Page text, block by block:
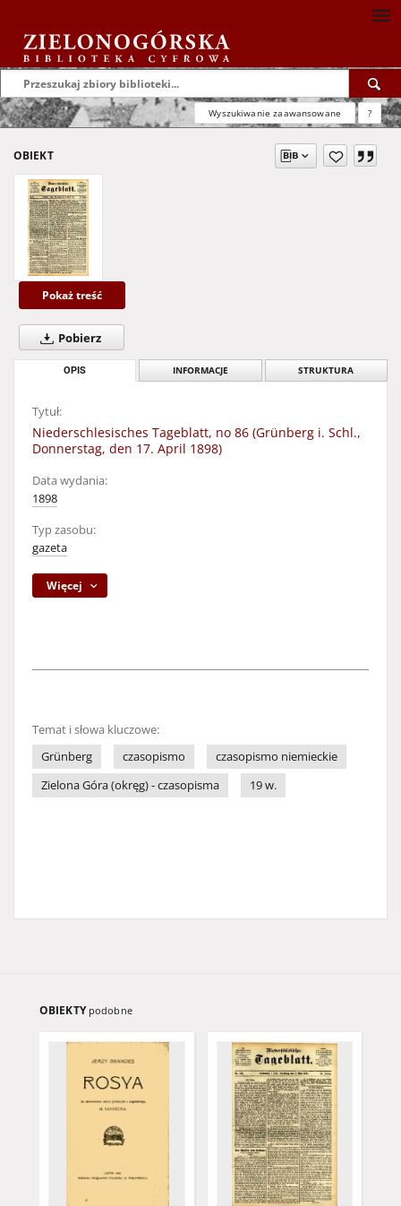
Wyszukiwanie zaawansowane ?
OBIEKT
Pokaż treść
Pobierz
OPIS INFORMACJE STRUKTURA
Tytuł:
Niederschlesisches Tageblatt, no 86 (Grünberg i. Schl.,
Donnerstag, den 17. April 1898)
Data wydania:
1898
Typ zasobu:
gazeta
Więcej
Temat i słowa kluczowe:
Grünberg
czasopismo
czasopismo niemieckie
Zielona Góra (okręg) - czasopisma
19 w.
OBIEKTY podobne